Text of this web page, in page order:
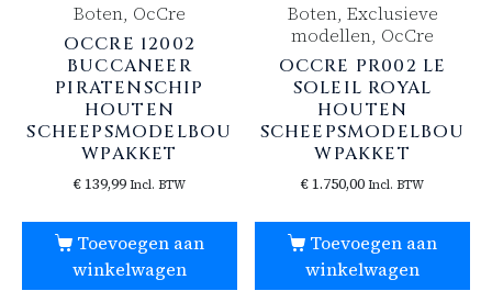
Boten, OcCre
OCCRE 12002
BUCCANEER
PIRATENSCHIP
HOUTEN
SCHEEPSMODELBOU
WPAKKET
€139,99 Incl. BTW
Toevoegen aan
winkelwagen
Boten, Exclusieve
modellen, OcCre
OCCRE PR002 LE
SOLEIL ROYAL
HOUTEN
SCHEEPSMODELBOU
WPAKKET
€ 1.750,00 Incl. BTW
Toevoegen aan
winkelwagen